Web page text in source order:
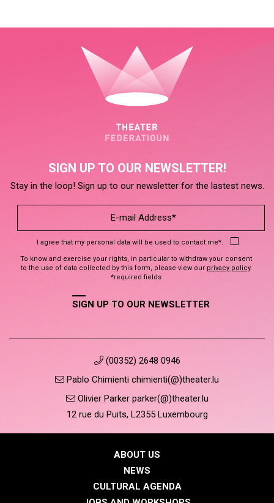
SIGN UP TO OUR NEWSLETTER!
Stay in the loop! Sign up to our newsletter for the lastest news.
I agree that my personal data will be used to contact me*.
To know and exercise your rights, in particular to withdraw your consent
to the use of data collected by this form, please view our privacy policy.
*required fields
SIGN UP TO OUR NEWSLETTER
(00352) 2648 0946
Pablo Chimienti chimienti(@)theater.lu
Olivier Parker parker(@)theater.lu
12 rue du Puits, L2355 Luxembourg
ABOUT US
NEWS
CULTURAL AGENDA